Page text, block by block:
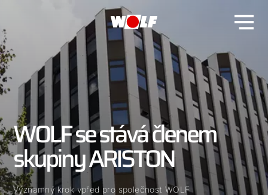
WOLF se stává členem
skupiny ARISTON
Významný krok vpřed pro společnost WOLF